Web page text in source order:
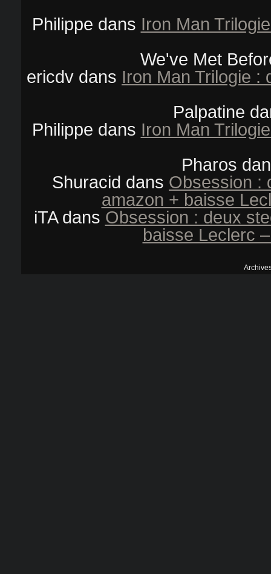
Philippe dans Iron Man
We've Met
ericdv dans Iron Man Trilogie :
Palpatine
Philippe dans Iron Man
Pharos
Shuracid dans Obsession :
amazon + baisse
iTAdans Obsession : deux
baisse Leclerc